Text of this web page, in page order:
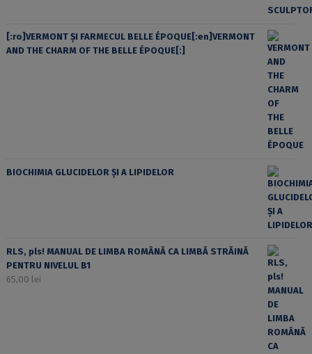
[:ro]VERMONT ȘI FARMECUL BELLE ÉPOQUE[:en]VERMONT
AND THE CHARM OF THE BELLE ÉPOQUE[:]
BIOCHIMIA GLUCIDELOR ȘI A LIPIDELOR
RLS, pls! MANUAL DE LIMBA ROMÂNĂ CA LIMBĂ STRĂINĂ
PENTRU NIVELUL B1
65,00 lei